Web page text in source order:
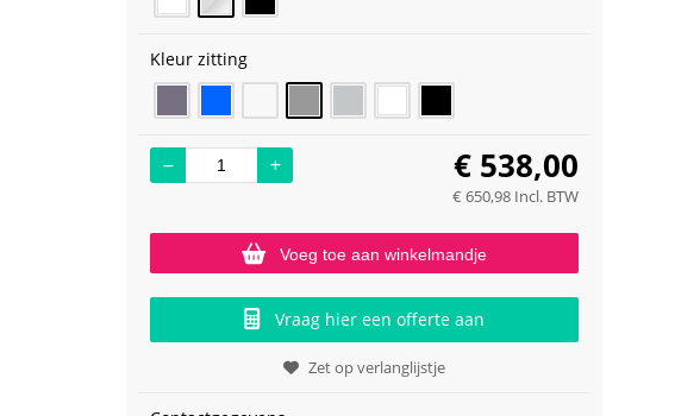
Kleur zitting
€ 538,00
€ 650,98 Incl. BTW
Voeg toe aan winkelmandje
Vraag hier een offerte aan
Zet op verlanglijstje